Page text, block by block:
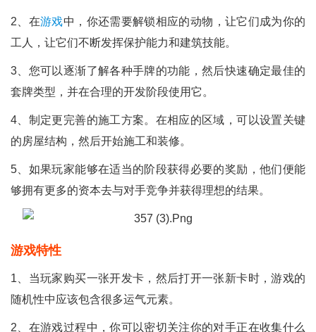
2、在游戏中，你还需要解锁相应的动物，让它们成为你的
工人，让它们不断发挥保护能力和建筑技能。
3、您可以逐渐了解各种手牌的功能，然后快速确定最佳的
套牌类型，并在合理的开发阶段使用它。
4、制定更完善的施工方案。在相应的区域，可以设置关键
的房屋结构，然后开始施工和装修。
5、如果玩家能够在适当的阶段获得必要的奖励，他们便能
够拥有更多的资本去与对手竞争并获得理想的结果。
游戏特性
1、当玩家购买一张开发卡，然后打开一张新卡时，游戏的
随机性中应该包含很多运气元素。
2、在游戏过程中，你可以密切关注你的对手正在收集什么